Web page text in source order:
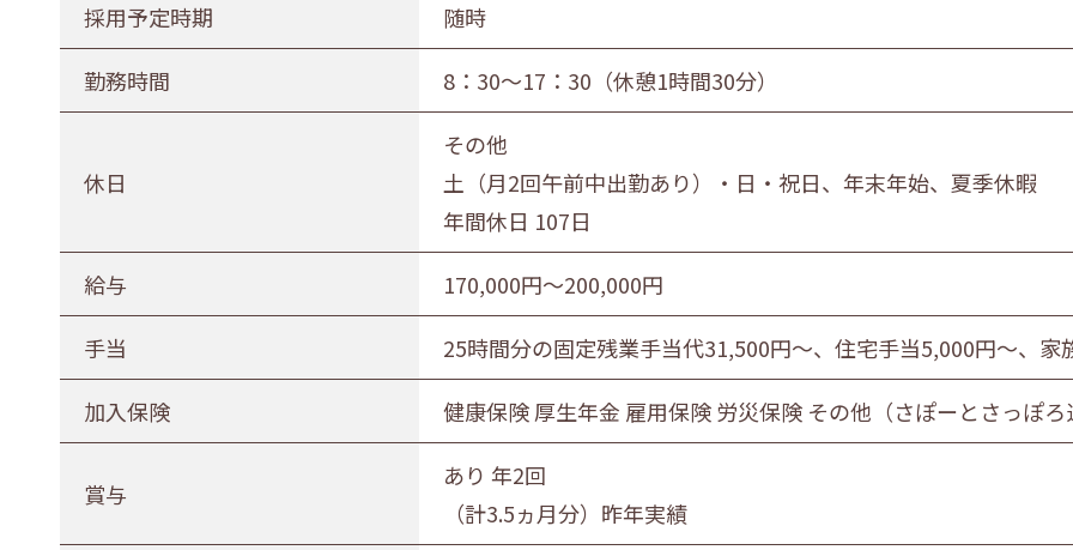
採用予定時期 随時
勤務時間 8：30～17：30（休憩1時間30分）
休日
その他
土（月2回午前中出勤あり）・日・祝日、年末年始、夏季休暇
年間休日 107日
給与 170,000円〜200,000円
手当 25時間分の固定残業手当代31,500円～、住宅手当5,000円～、家
加入保険 健康保険 厚生年金 雇用保険 労災保険 その他（さぽーとさっぽろ
賞与
あり 年2回
（計3.5ヵ月分）昨年実績